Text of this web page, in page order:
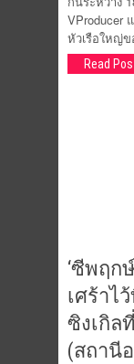
VProducer
หัวเรือใหญ่
Read
‘ซีพฤก
เศร้าไ
ซิงเกิลที่
(สถานี